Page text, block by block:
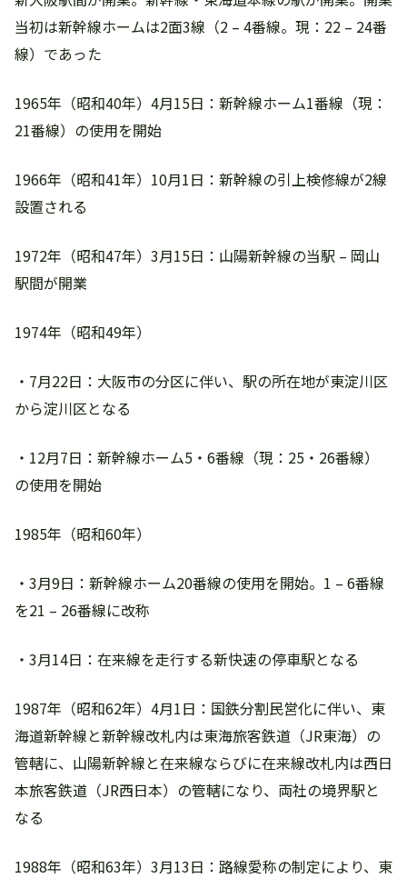
当初は新幹線ホームは2面3線（2 – 4番線。現：22 – 24番
線）であった
1965年（昭和40年）4月15日：新幹線ホーム1番線（現：
21番線）の使用を開始
1966年（昭和41年）10月1日：新幹線の引上検修線が2線
設置される
1972年（昭和47年）3月15日：山陽新幹線の当駅 – 岡山
駅間が開業
1974年（昭和49年）
・7月22日：大阪市の分区に伴い、駅の所在地が東淀川区
から淀川区となる
・12月7日：新幹線ホーム5・6番線（現：25・26番線）
の使用を開始
1985年（昭和60年）
・3月9日：新幹線ホーム20番線の使用を開始。1 – 6番線
を21 – 26番線に改称
・3月14日：在来線を走行する新快速の停車駅となる
1987年（昭和62年）4月1日：国鉄分割民営化に伴い、東
海道新幹線と新幹線改札内は東海旅客鉄道（JR東海）の
管轄に、山陽新幹線と在来線ならびに在来線改札内は西日
本旅客鉄道（JR西日本）の管轄になり、両社の境界駅と
なる
1988年（昭和63年）3月13日：路線愛称の制定により、東